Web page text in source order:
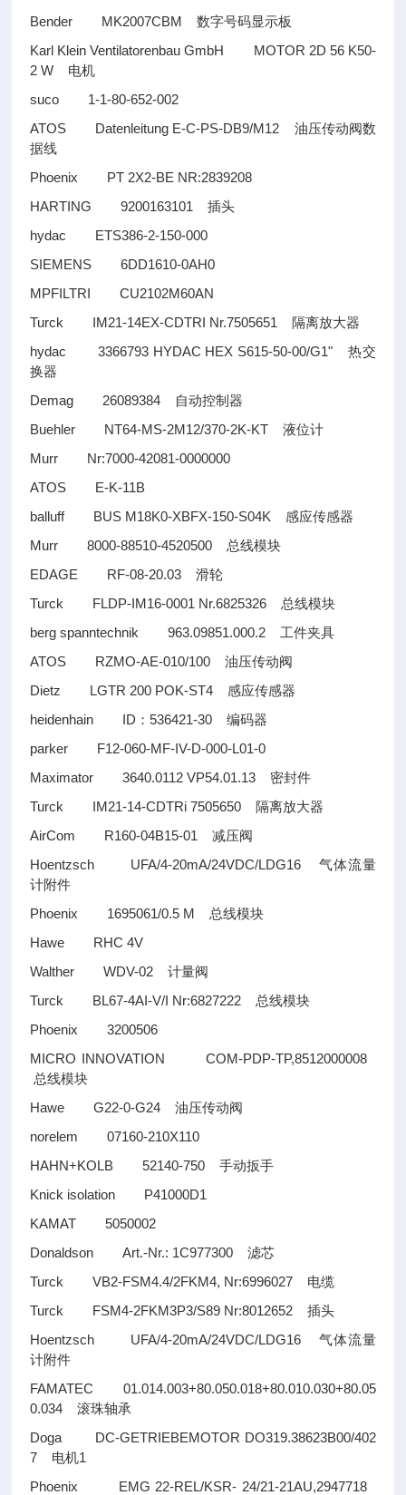
Bender MK2007CBM数字号码显示板
Karl Klein Ventilatorenbau GmbH MOTOR 2D 56 K50-
2 W 电机
suco 1-1-80-652-002
ATOS Datenleitung E-C-PS-DB9/M12 油压传动阀数
据线
Phoenix PT 2X2-BE NR:2839208
HARTING 9200163101插头
hydac ETS386-2-150-000
SIEMENS 6DD1610-0AH0
MPFILTRI CU2102M60AN
Turck IM21-14EX-CDTRI Nr.7505651
隔离放大器
hydac 3366793 HYDAC HEX S615-50-00/G1"热交
换器
Demag 26089384 自动控制器
Buehler NT64-MS-2M12/370-2K-KT液位计
Murr Nr:7000-42081-0000000
ATOS E-K-11B
balluff BUS M18K0-XBFX-150-S04K感应传感器
Murr 8000-88510-4520500 总线模块
EDAGE RF-08-20.03滑轮
Turck FLDP-IM16-0001 Nr.6825326 总线模块
berg spanntechnik 963.09851.000.2 工件夹具
ATOS RZMO-AE-010/100油压传动阀
Dietz LGTR 200 POK-ST4感应传感器
heidenhain ID ：536421-30编码器
parker F12-060-MF-IV-D-000-L01-0
Maximator 3640.0112 VP54.01.13 密封件
Turck IM21-14-CDTRi 7505650 隔离放大器
AirCom R160-04B15-01减压阀
Hoentzsch UFA/4-20mA/24VDC/LDG16 气体流量
计附件
Phoenix 1695061/0.5 M 总线模块
Hawe RHC 4V
Walther WDV-02计量阀
Turck BL67-4AI-V/I Nr:6827222 总线模块
Phoenix 3200506
MICRO INNOVATION COM-PDP-TP,8512000008
总线模块
Hawe G22-0-G24油压传动阀
norelem 07160-210X110
HAHN+KOLB 52140-750手动扳手
Knick isolation P41000D1
KAMAT 5050002
Donaldson Art.-Nr.: 1C977300滤芯
Turck VB2-FSM4.4/2FKM4, Nr:6996027 电缆
Turck FSM4-2FKM3P3/S89 Nr:8012652插头
Hoentzsch UFA/4-20mA/24VDC/LDG16 气体流量
计附件
FAMATEC 01.014.003+80.050.018+80.010.030+80.05
0.034滚珠轴承
Doga DC-GETRIEBEMOTOR DO319.38623B00/402
7 电机1
Phoenix EMG 22-REL/KSR- 24/21-21AU,2947718